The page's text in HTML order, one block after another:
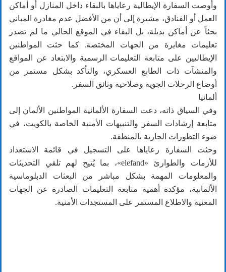
وأوصت السفارة الإيطالية رعاياها بالبقاء داخل المنازل أو أماكن
العمل أو الفنادق، مشيرة إلى أن من الأفضل عدم مغادرة المباني
بحثاً عن أماكن بديلة، بل البقاء في الموقع الحالي ما لم تصدر
تعليمات مغايرة من الجهات المختصة. كما حثت المواطنين
الإيطاليين على متابعة التعليمات الرسمية والابتعاد عن المواقع
والمنشآت ذات الطابع العسكري، والتأكد بشكل مستمر من
أوضاع الرحلات الجوية وصلاحية وثائق السفر.
ألمانيا
وفي السياق ذاته، دعت السفارة الألمانية المواطنين الألمان إلى
متابعة إرشادات السفر والتنبيهات الأمنية الخاصة بالكويت، في
ضوء التطورات الجارية بالمنطقة.
وحثت السفارة رعاياها على التسجيل في قائمة الاستعداد
للأزمات والطوارئ «elefand»، بما يُتيح لهم تلقي التحديثات
والمعلومات المهمة بشكل مباشر من البعثات الدبلوماسية
الألمانية، مؤكدة أهمية متابعة التعليمات الصادرة عن الجهات
المعنية والاطلاع المستمر على المستجدات الأمنية.